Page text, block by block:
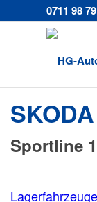
0711 98
SKODA
Sportline
Lagerfahrzeuge